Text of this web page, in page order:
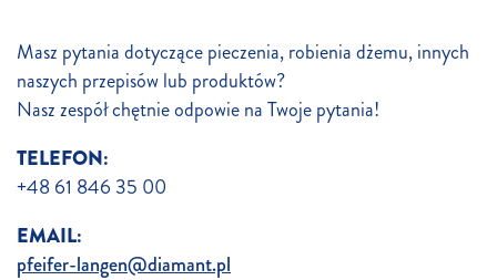
Masz pytania dotyczące pieczenia, robienia dżemu, innych
naszych przepisów lub produktów?
Nasz zespół chętnie odpowie na Twoje pytania!
TELEFON:
+48 61 846 35 00
EMAIL:
pfeifer-langen@diamant.pl